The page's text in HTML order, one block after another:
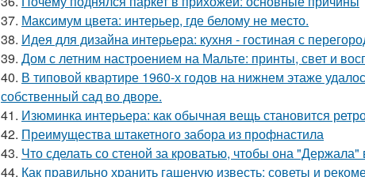
37. Максимум цвета: интерьер, где белому не место.
38. Идея для дизайна интерьера: кухня - гостиная с
39. Дом с летним настроением на Мальте: принты, свет и
40. В типовой квартире 1960-х годов на нижнем этаже
собственный сад во дворе.
41. Изюминка интерьера: как обычная вещь становится
42. Преимущества штакетного забора из профнастила
43. Что сделать со стеной за кроватью, чтобы она
44. Как правильно хранить гашеную известь: советы и